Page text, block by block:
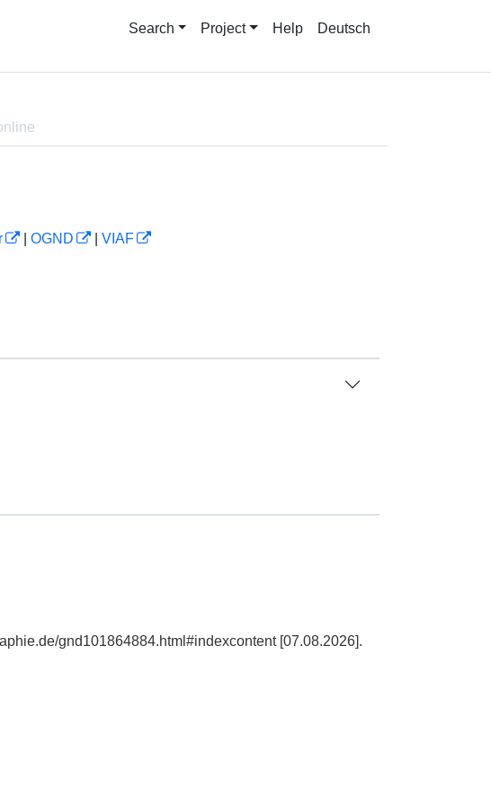
Search Project Help Deutsch
OGND VIAF
gnd101864884.html#indexcontent [07.08.2026].